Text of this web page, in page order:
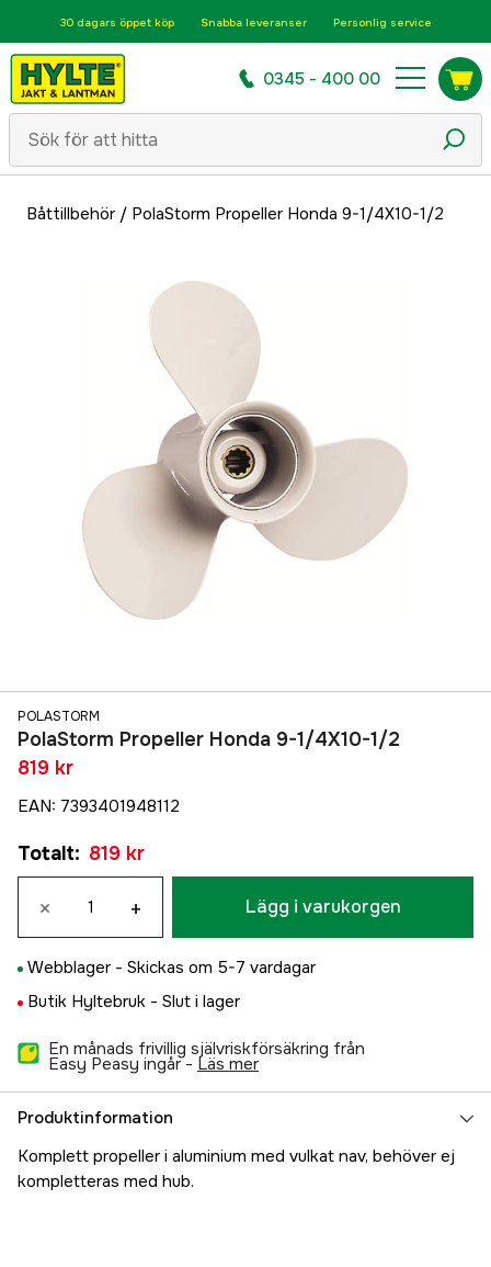
30 dagars öppet köp Snabba leveranser Personlig service
0345 - 400 00
Båttillbehör/ PolaStorm Propeller Honda 9-1/4X10-1/2
POLASTORM
PolaStorm Propeller Honda 9-1/4X10-1/2
819 kr
EAN: 7393401948112
Totalt: 819 kr
× + Lägg i varukorgen
Webblager - Skickas om 5-7 vardagar
Butik Hyltebruk - Slut i lager
En månads frivillig självriskförsäkring från
Easy Peasy ingår - läs mer
Produktinformation
Komplett propeller i aluminium med vulkat nav, behöver ej
kompletteras med hub.